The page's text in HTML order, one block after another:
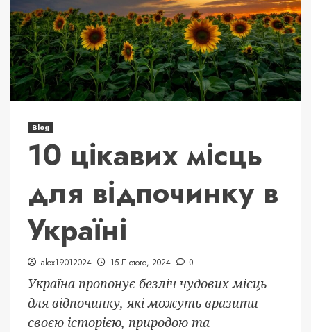
Blog
10 цікавих місць
для відпочинку в
Україні
alex19012024 15 Лютого, 2024 0
Україна пропонує безліч чудових місць
для відпочинку, які можуть вразити
своєю історією, природою та